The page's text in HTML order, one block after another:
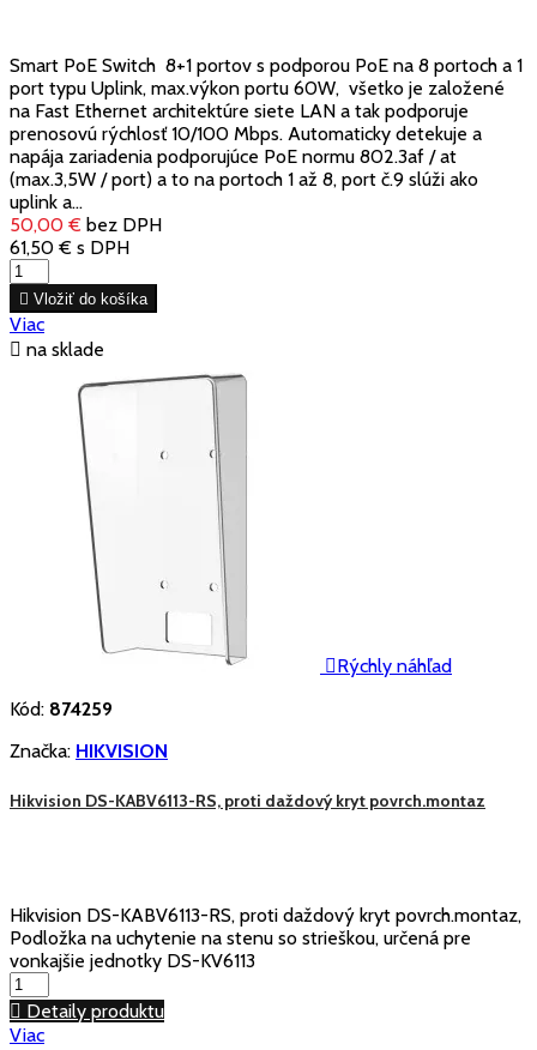
Smart PoE Switch 8+1 portov s podporou PoE na 8 portoch a 1
port typu Uplink, max.výkon portu 60W, všetko je založené
na Fast Ethernet architektúre siete LAN a tak podporuje
prenosovú rýchlosť 10/100 Mbps. Automaticky detekuje a
napája zariadenia podporujúce PoE normu 802.3af / at
(max.3,5W / port) a to na portoch 1 až 8, port č.9 slúži ako
uplink a...
50,00 € bez DPH
61,50 € s DPH
 Vložiť do košíka
Viac
 na sklade
Rýchly náhľad
Kód: 874259
Značka: HIKVISION
Hikvision DS-KABV6113-RS, proti daždový kryt povrch.montaz
Hikvision DS-KABV6113-RS, proti daždový kryt povrch.montaz,
Podložka na uchytenie na stenu so strieškou, určená pre
vonkajšie jednotky DS-KV6113
 Detaily produktu
Viac